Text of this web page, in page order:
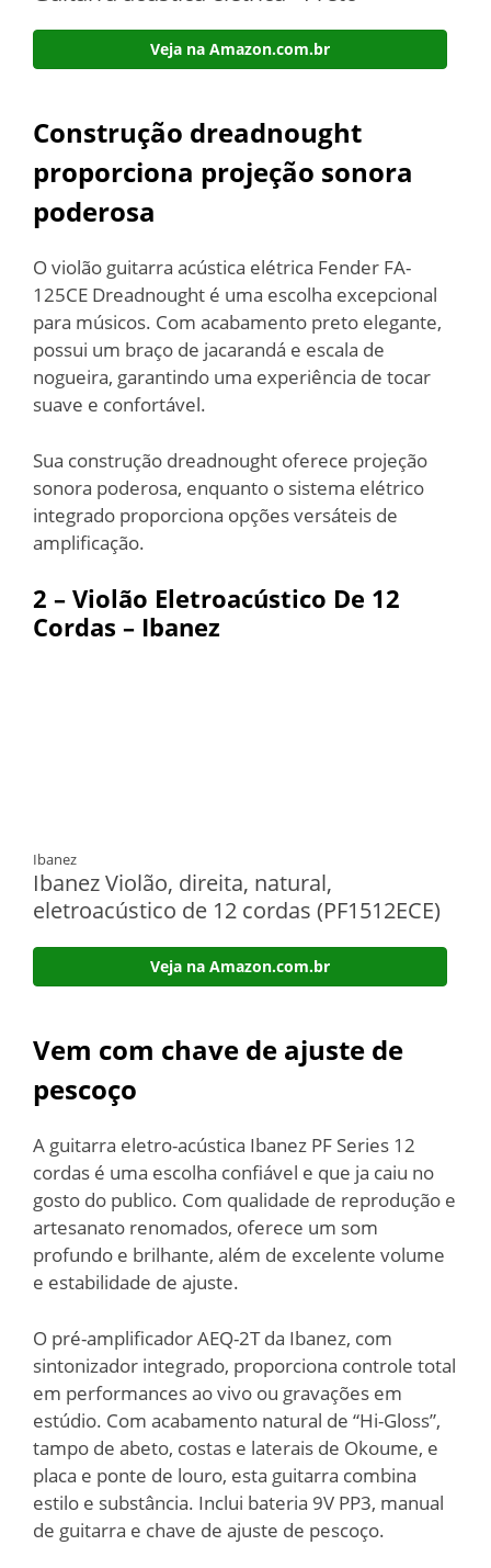
Veja na Amazon.com.br
Construção dreadnought
proporciona projeção sonora
poderosa
O violão guitarra acústica elétrica Fender FA-
125CE Dreadnought é uma escolha excepcional
para músicos. Com acabamento preto elegante,
possui um braço de jacarandá e escala de
nogueira, garantindo uma experiência de tocar
suave e confortável.
Sua construção dreadnought oferece projeção
sonora poderosa, enquanto o sistema elétrico
integrado proporciona opções versáteis de
amplificação.
2 – Violão Eletroacústico De 12
Cordas – Ibanez
Ibanez
Ibanez Violão, direita, natural,
eletroacústico de 12 cordas (PF1512ECE)
Veja na Amazon.com.br
Vem com chave de ajuste de
pescoço
A guitarra eletro-acústica Ibanez PF Series 12
cordas é uma escolha confiável e que ja caiu no
gosto do publico. Com qualidade de reprodução e
artesanato renomados, oferece um som
profundo e brilhante, além de excelente volume
e estabilidade de ajuste.
O pré-amplificador AEQ-2T da Ibanez, com
sintonizador integrado, proporciona controle total
em performances ao vivo ou gravações em
estúdio. Com acabamento natural de “Hi-Gloss”,
tampo de abeto, costas e laterais de Okoume, e
placa e ponte de louro, esta guitarra combina
estilo e substância. Inclui bateria 9V PP3, manual
de guitarra e chave de ajuste de pescoço.